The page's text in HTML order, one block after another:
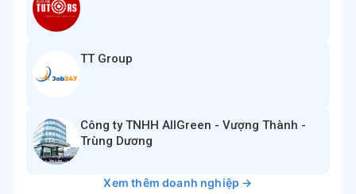
TT Group
Công ty TNHH AllGreen - Vượng Thành -
Trùng Dương
Xem thêm doanh nghiệp →